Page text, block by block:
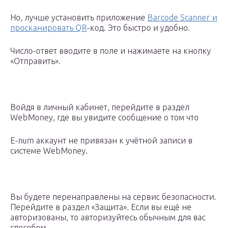
Но, лучше установить приложение Barcode Scanner и
просканировать QR-код. Это быстро и удобно.
Число-ответ вводите в поле и нажимаете на кнопку
«Отправить».
Войдя в личный кабинет, перейдите в раздел
WebMoney, где вы увидите сообщение о том что
E-num аккаунт не привязан к учётной записи в
системе WebMoney.
Вы будете перенаправлены на сервис безопасности.
Перейдите в раздел «Защита». Если вы ещё не
авторизованы, то авторизуйтесь обычным для вас